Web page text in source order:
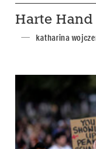
Harte
katharina